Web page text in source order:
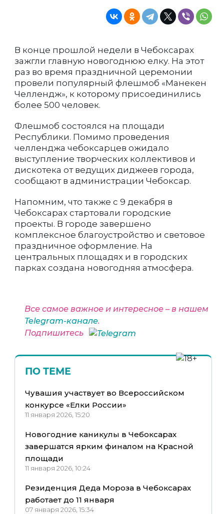
В конце прошлой недели в Чебоксарах
зажгли главную новогоднюю елку. На этот
раз во время праздничной церемонии
провели популярный флешмоб «Манекен
Челлендж», к которому присоединились
более 500 человек.
Флешмоб состоялся на площади
Республики. Помимо проведения
челленджа чебоксарцев ожидало
выступление творческих коллективов и
дискотека от ведущих диджеев города,
сообщают в администрации Чебоксар.
Напомним, что также с 9 декабря в
Чебоксарах стартовали городские
проекты. В городе завершено
комплексное благоустройство и световое
праздничное оформление. На
центральных площадях и в городских
парках создана новогодняя атмосфера.
Все самое важное и интересное – в нашем
Telegram-канале.
Подпишитесь
ПО ТЕМЕ
Чувашия участвует во Всероссийском
конкурсе «Елки России»
11 января 2026, 15:20
Новогодние каникулы в Чебоксарах
завершатся ярким финалом на Красной
площади
11 января 2026, 10:24
Резиденция Деда Мороза в Чебоксарах
работает до 11 января
07 января 2026, 15:34